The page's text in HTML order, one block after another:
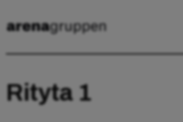
Rityta 1